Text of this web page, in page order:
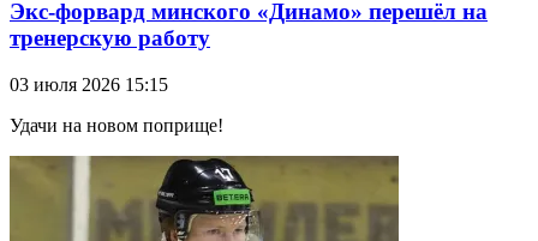
Экс-форвард минского «Динамо» перешёл на
тренерскую работу
03 июля 2026 15:15
Удачи на новом поприще!